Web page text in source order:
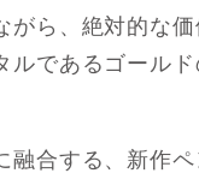
ら、絶対的な価
ルであるゴール
融合する、新作